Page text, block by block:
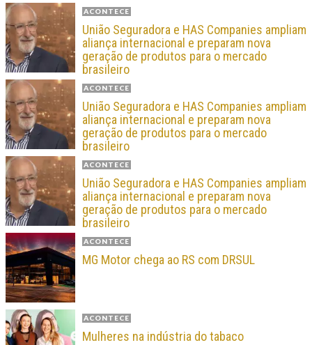
ACONTECE
União Seguradora e HAS Companies ampliam
aliança internacional e preparam nova
geração de produtos para o mercado
brasileiro
ACONTECE
União Seguradora e HAS Companies ampliam
aliança internacional e preparam nova
geração de produtos para o mercado
brasileiro
ACONTECE
União Seguradora e HAS Companies ampliam
aliança internacional e preparam nova
geração de produtos para o mercado
brasileiro
ACONTECE
MG Motor chega ao RS com DRSUL
ACONTECE
Mulheres na indústria do tabaco